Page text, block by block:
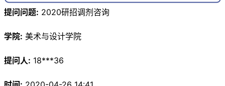
提问问题: 2020研招调剂咨询
学院: 美术与设计学院
提问人: 18***36